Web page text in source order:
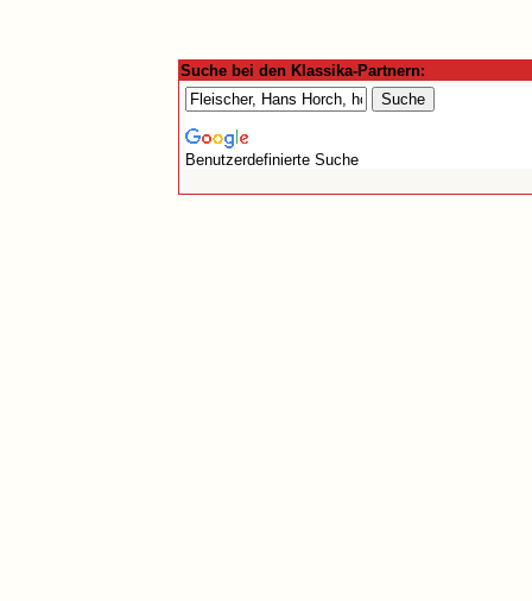
Suche bei den Klassika-Partnern:
Benutzerdefinierte Suche